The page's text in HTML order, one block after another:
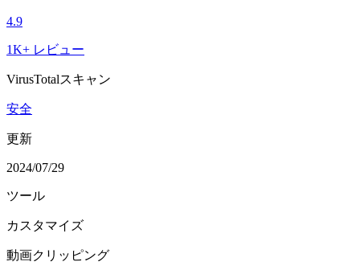
4.9
1K+ レビュー
VirusTotalスキャン
安全
更新
2024/07/29
ツール
カスタマイズ
動画クリッピング